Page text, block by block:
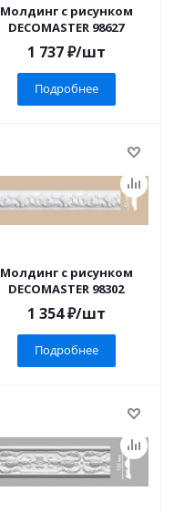
Молдинг с рисунком
DECOMASTER 98627
1 737₽/шт
Подробнее
Молдинг с рисунком
DECOMASTER 98302
1 354₽/шт
Подробнее